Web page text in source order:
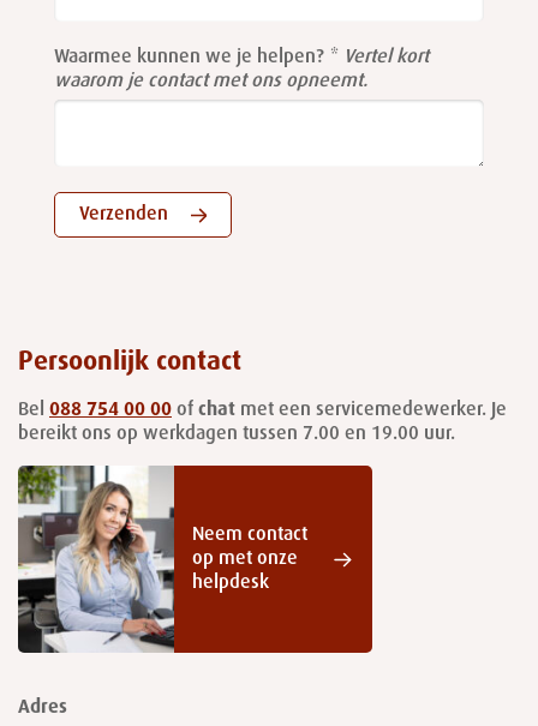
Waarmee kunnen we je helpen?
Vertel kort
waarom je contact met ons opneemt.
Verzenden
Persoonlijk contact
Bel 088 754 00 00 of chat met een servicemedewerker. Je
bereikt ons op werkdagen tussen 7.00 en 19.00 uur.
Neem contact
op met onze
helpdesk
Adres